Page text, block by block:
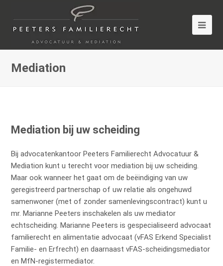
Mediation
Mediation bij uw scheiding
Bij advocatenkantoor Peeters Familierecht Advocatuur &
Mediation kunt u terecht voor mediation bij uw scheiding.
Maar ook wanneer het gaat om de beëindiging van uw
geregistreerd partnerschap of uw relatie als ongehuwd
samenwoner (met of zonder samenlevingscontract) kunt u
mr. Marianne Peeters inschakelen als uw mediator
echtscheiding. Marianne Peeters is gespecialiseerd advocaat
familierecht en alimentatie advocaat (vFAS Erkend Specialist
Familie- en Erfrecht) en daarnaast vFAS-scheidingsmediator
en MfN-registermediator.